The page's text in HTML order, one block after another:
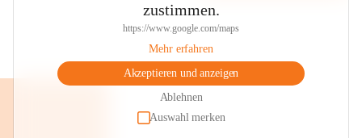
zustimmen.
https://www.google.com/maps
Mehr erfahren
Akzeptieren und anzeigen
Ablehnen
Auswahl merken